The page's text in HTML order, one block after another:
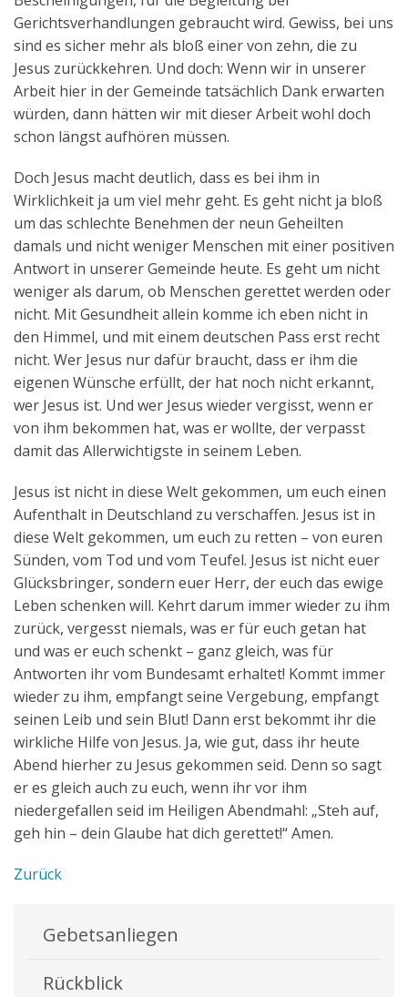
Gerichtsverhandlungen gebraucht wird. Gewiss, bei uns
sind es sicher mehr als bloß einer von zehn, die zu
Jesus zurückkehren. Und doch: Wenn wir in unserer
Arbeit hier in der Gemeinde tatsächlich Dank erwarten
würden, dann hätten wir mit dieser Arbeit wohl doch
schon längst aufhören müssen.
Doch Jesus macht deutlich, dass es bei ihm in
Wirklichkeit ja um viel mehr geht. Es geht nicht ja bloß
um das schlechte Benehmen der neun Geheilten
damals und nicht weniger Menschen mit einer positiven
Antwort in unserer Gemeinde heute. Es geht um nicht
weniger als darum, ob Menschen gerettet werden oder
nicht. Mit Gesundheit allein komme ich eben nicht in
den Himmel, und mit einem deutschen Pass erst recht
nicht. Wer Jesus nur dafür braucht, dass er ihm die
eigenen Wünsche erfüllt, der hat noch nicht erkannt,
wer Jesus ist. Und wer Jesus wieder vergisst, wenn er
von ihm bekommen hat, was er wollte, der verpasst
damit das Allerwichtigste in seinem Leben.
Jesus ist nicht in diese Welt gekommen, um euch einen
Aufenthalt in Deutschland zu verschaffen. Jesus ist in
diese Welt gekommen, um euch zu retten – von euren
Sünden, vom Tod und vom Teufel. Jesus ist nicht euer
Glücksbringer, sondern euer Herr, der euch das ewige
Leben schenken will. Kehrt darum immer wieder zu ihm
zurück, vergesst niemals, was er für euch getan hat
und was er euch schenkt – ganz gleich, was für
Antworten ihr vom Bundesamt erhaltet! Kommt immer
wieder zu ihm, empfangt seine Vergebung, empfangt
seinen Leib und sein Blut! Dann erst bekommt ihr die
wirkliche Hilfe von Jesus. Ja, wie gut, dass ihr heute
Abend hierher zu Jesus gekommen seid. Denn so sagt
er es gleich auch zu euch, wenn ihr vor ihm
niedergefallen seid im Heiligen Abendmahl: „Steh auf,
geh hin – dein Glaube hat dich gerettet!“ Amen.
Zurück
Gebetsanliegen
Rückblick